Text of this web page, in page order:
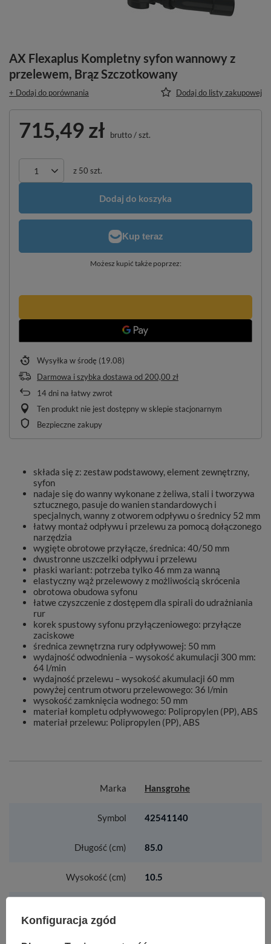
AX Flexaplus Kompletny syfon wannowy z
przelewem, Brąz Szczotkowany
+ Dodaj do porównania Dodaj do listy zakupowej
715,49 zł brutto/szt.
z 50 szt.
Dodaj do koszyka
Możesz kupić także poprzez:
Wysyłka w środę (19.08)
Darmowa i szybka dostawa od 200,00 zł
14dni na łatwy zwrot
Ten produkt nie jest dostępny w sklepie stacjonarnym
Bezpieczne zakupy
składa się z: zestaw podstawowy, element zewnętrzny,
syfon
nadaje się do wanny wykonane z żeliwa, stali i tworzywa
sztucznego, pasuje do wanien standardowych i
specjalnych, wanny z otworem odpływu o średnicy 52 mm
łatwy montaż odpływu i przelewu za pomocą dołączonego
narzędzia
wygięte obrotowe przyłącze, średnica: 40/50 mm
dwustronne uszczelki odpływu i przelewu
płaski wariant: potrzeba tylko 46 mm za wanną
elastyczny wąż przelewowy z możliwością skrócenia
obrotowa obudowa syfonu
łatwe czyszczenie z dostępem dla spirali do udrażniania
rur
korek spustowy syfonu przyłączeniowego: przyłącze
zaciskowe
średnica zewnętrzna rury odpływowej: 50 mm
wydajność odwodnienia – wysokość akumulacji 300 mm:
64 l/min
wydajność przelewu – wysokość akumulacji 60 mm
powyżej centrum otworu przelewowego: 36 l/min
wysokość zamknięcia wodnego: 50 mm
materiał kompletu odpływowego: Polipropylen (PP), ABS
materiał przelewu: Polipropylen (PP), ABS
Marka Hansgrohe
Symbol 42541140
Długość (cm) 85.0
Wysokość (cm) 10.5
Konfiguracja zgód